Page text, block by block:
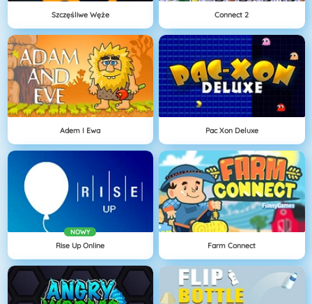
Szczęśliwe Węże Connect 2
Adem I Ewa Pac Xon Deluxe
NOWY
Rise Up Online Farm Connect